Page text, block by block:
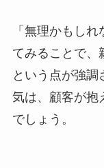
「無理かもし
てみることで、
という点が強
気は、顧客が抱
でしょう。